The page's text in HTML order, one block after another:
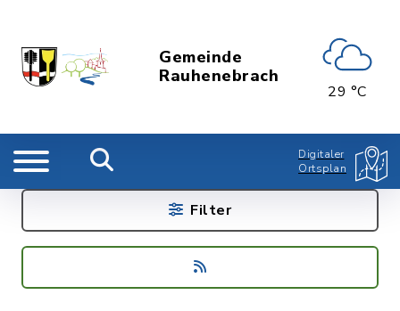
Gemeinde
Rauhenebrach
29 °C
Digitaler
Ortsplan
Filter